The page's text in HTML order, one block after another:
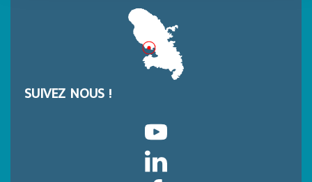
SUIVEZ NOUS !